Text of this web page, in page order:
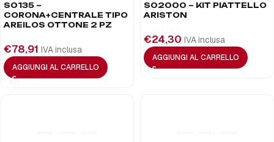
S0135 –
CORONA+CENTRALE TIPO
AREILOS OTTONE 2 PZ
€78,91 IVA inclusa
AGGIUNGI AL CARRELLO
S02000 – KIT PIATTELLO
ARISTON
€24,30 IVA inclusa
AGGIUNGI AL CARRELLO